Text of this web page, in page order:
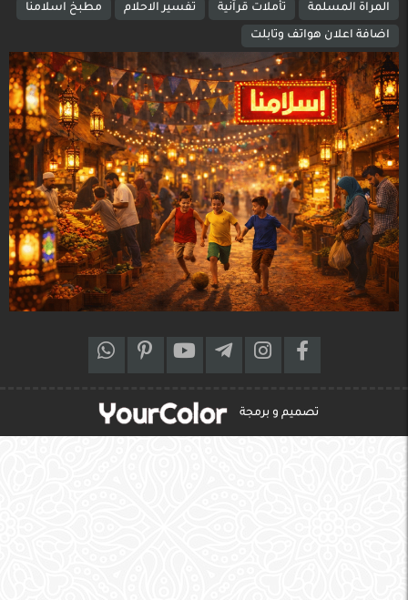
المراة المسلمة تأملات قرآنية تفسير الاحلام مطبخ اسلامنا
اضافة اعلان هواتف وتابلت
تصميم و برمجة